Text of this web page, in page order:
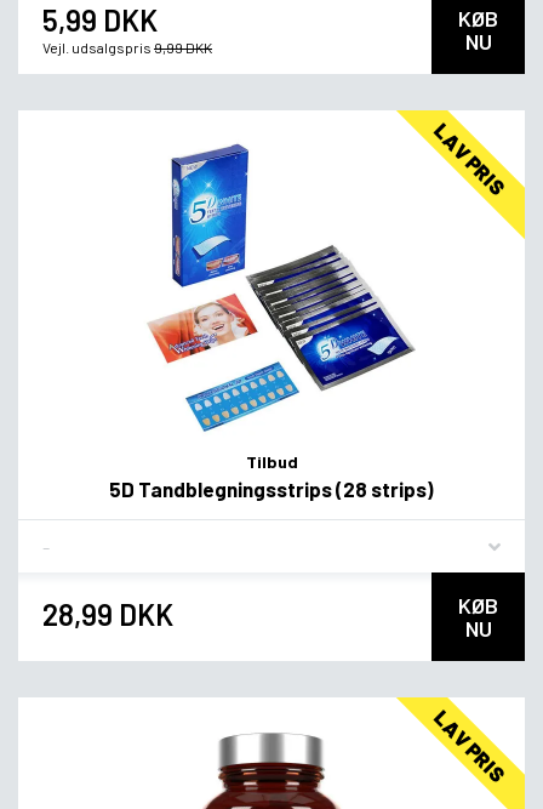
5,99 DKK
Vejl. udsalgspris 9,99 DKK
KØB
NU
LAV PRIS
Tilbud
5D Tandblegningsstrips (28 strips)
28,99 DKK
KØB
NU
LAV PRIS